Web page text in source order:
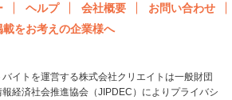
ヘルプ 会社概要
お問い合わせ
載をお考えの企業様へ
バイトを運営する株式会社クリエイトは一般財団
経済社会推進協会（JIPDEC）によりプライバシ